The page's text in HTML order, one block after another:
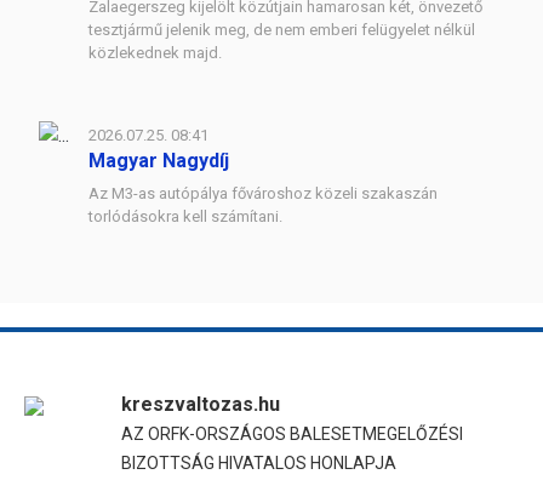
Zalaegerszeg kijelölt közútjain hamarosan két, önvezető
tesztjármű jelenik meg, de nem emberi felügyelet nélkül
közlekednek majd.
2026.07.25. 08:41
Magyar Nagydíj
Az M3-as autópálya fővároshoz közeli szakaszán
torlódásokra kell számítani.
kreszvaltozas.hu
AZ ORFK-ORSZÁGOS BALESETMEGELŐZÉSI
BIZOTTSÁG HIVATALOS HONLAPJA